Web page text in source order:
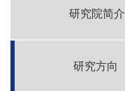
研究院简介
研究方向